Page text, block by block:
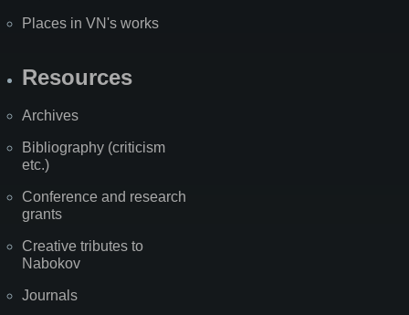
Places in VN's works
Resources
Archives
Bibliography (criticism
etc.)
Conference and research
grants
Creative tributes to
Nabokov
Journals